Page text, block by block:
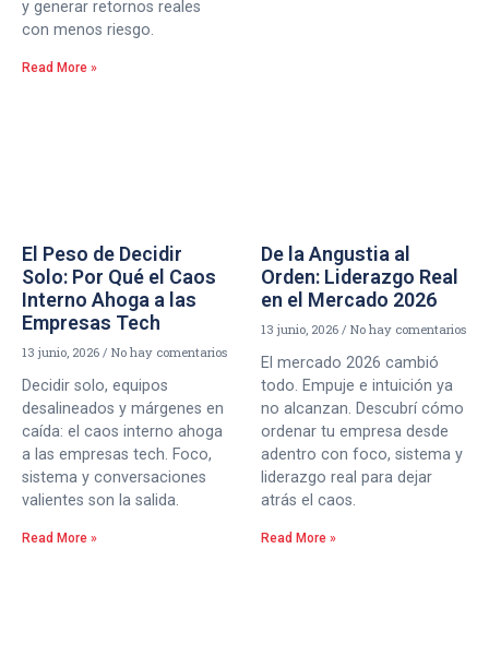
y generar retornos reales
con menos riesgo.
Read More »
El Peso de Decidir
Solo: Por Qué el Caos
Interno Ahoga a las
Empresas Tech
13 junio, 2026 No hay comentarios
Decidir solo, equipos
desalineados y márgenes en
caída: el caos interno ahoga
a las empresas tech. Foco,
sistema y conversaciones
valientes son la salida.
Read More »
De la Angustia al
Orden: Liderazgo Real
en el Mercado 2026
13 junio, 2026 No hay comentarios
El mercado 2026 cambió
todo. Empuje e intuición ya
no alcanzan. Descubrí cómo
ordenar tu empresa desde
adentro con foco, sistema y
liderazgo real para dejar
atrás el caos.
Read More »